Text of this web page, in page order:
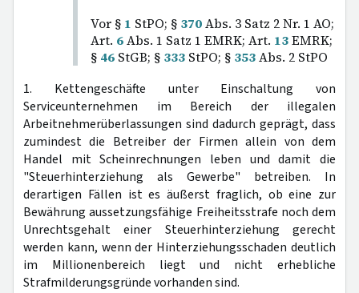
Vor § 1 StPO; § 370Abs. 3 Satz 2 Nr. 1 AO;
Art. 6Abs. 1 Satz 1 EMRK; Art. 13EMRK;
§ 46 StGB; § 333 StPO; § 353Abs. 2 StPO
1. Kettengeschäfte unter Einschaltung von
Serviceunternehmen im Bereich der illegalen
Arbeitnehmerüberlassungen sind dadurch geprägt, dass
zumindest die Betreiber der Firmen allein von dem
Handel mit Scheinrechnungen leben und damit die
"Steuerhinterziehung als Gewerbe" betreiben. In
derartigen Fällen ist es äußerst fraglich, ob eine zur
Bewährung aussetzungsfähige Freiheitsstrafe noch dem
Unrechtsgehalt einer Steuerhinterziehung gerecht
werden kann, wenn der Hinterziehungsschaden deutlich
im Millionenbereich liegt und nicht erhebliche
Strafmilderungsgründe vorhanden sind.